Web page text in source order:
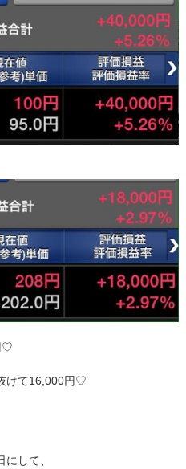
♡
けて16,000円♡
して、